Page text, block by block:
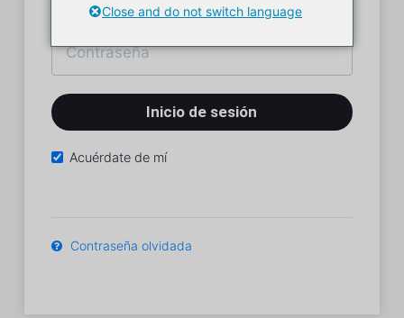
Acuérdate de mí
Contraseña olvidada
Close and do not switch language